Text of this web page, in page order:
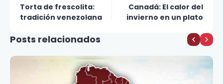
Torta de frescolita:
tradición venezolana
Canadá: El calor del
invierno en un plato
Posts relacionados